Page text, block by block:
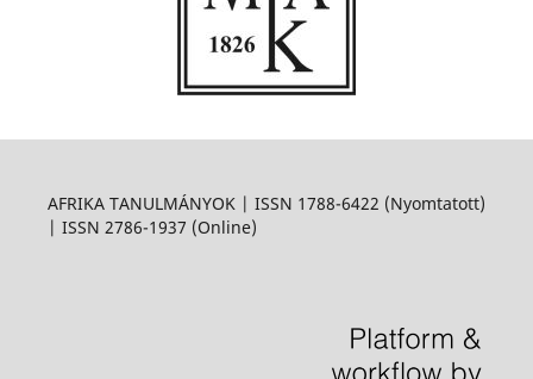
AFRIKA TANULMÁNYOK | ISSN 1788-6422 (Nyomtatott)
| ISSN 2786-1937 (Online)